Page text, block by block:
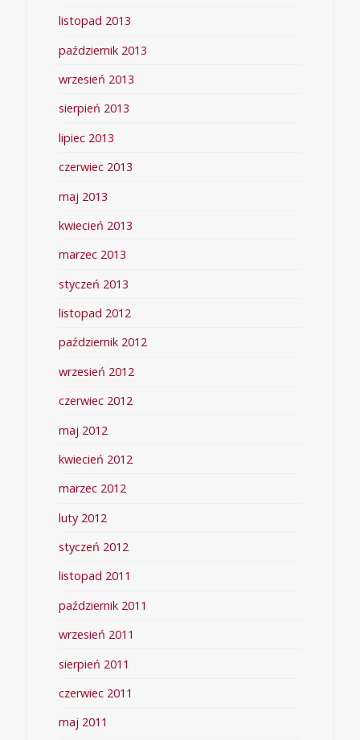
listopad 2013
październik 2013
wrzesień 2013
sierpień 2013
lipiec 2013
czerwiec 2013
maj 2013
kwiecień 2013
marzec 2013
styczeń 2013
listopad 2012
październik 2012
wrzesień 2012
czerwiec 2012
maj 2012
kwiecień 2012
marzec 2012
luty 2012
styczeń 2012
listopad 2011
październik 2011
wrzesień 2011
sierpień 2011
czerwiec 2011
maj 2011